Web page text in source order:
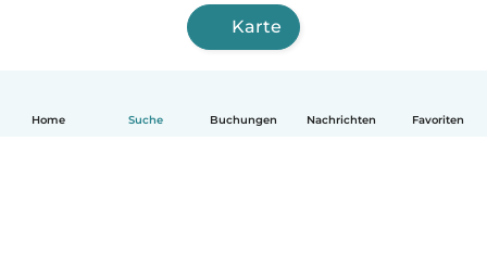
Home Suche Buchungen Nachrichten Favoriten
Karte